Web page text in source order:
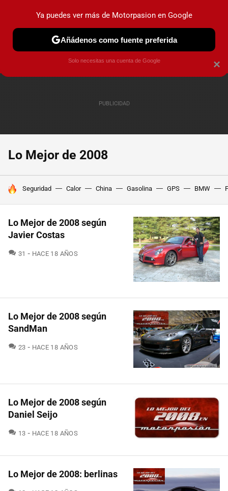
PRUEBAS COCHES ELÉCTRICOS OBSERVATORIO
Lo Mejor de 2008
HOY SE HABLA DE
Seguridad Calor China Gasolina GPS BMW
Lo Mejor de 2008 según
Javier Costas
31 COMENTARIOS
HACE 18 AÑOS
Lo Mejor de 2008 según
SandMan
23 COMENTARIOS
HACE 18 AÑOS
Lo Mejor de 2008 según
Daniel Seijo
13 COMENTARIOS
HACE 18 AÑOS
Lo Mejor de 2008: berlinas
×
Ya puedes ver más de Motorpasion en Google
Añádenos como fuente preferida
Solo necesitas una cuenta de Google